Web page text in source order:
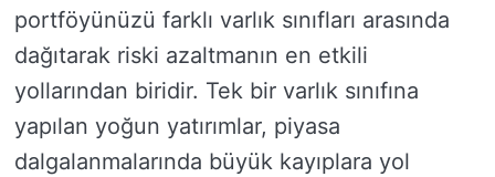
portföyünüzü farklı varlık sınıfları arasında
dağıtarak riski azaltmanın en etkili
yollarından biridir. Tek bir varlık sınıfına
yapılan yoğun yatırımlar, piyasa
dalgalanmalarında büyük kayıplara yol